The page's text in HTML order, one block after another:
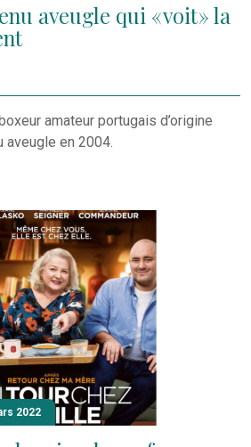
aveugle qui « voit » la
amateur portugais d’origine
aveugle en 2004.
2022